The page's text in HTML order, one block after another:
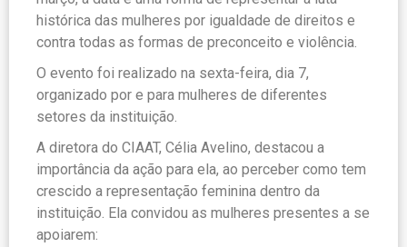
histórica das mulheres por igualdade de direitos e
contra todas as formas de preconceito e violência.
O evento foi realizado na sexta-feira, dia 7,
organizado por e para mulheres de diferentes
setores da instituição.
A diretora do CIAAT, Célia Avelino, destacou a
importância da ação para ela, ao perceber como tem
crescido a representação feminina dentro da
instituição. Ela convidou as mulheres presentes a se
apoiarem: